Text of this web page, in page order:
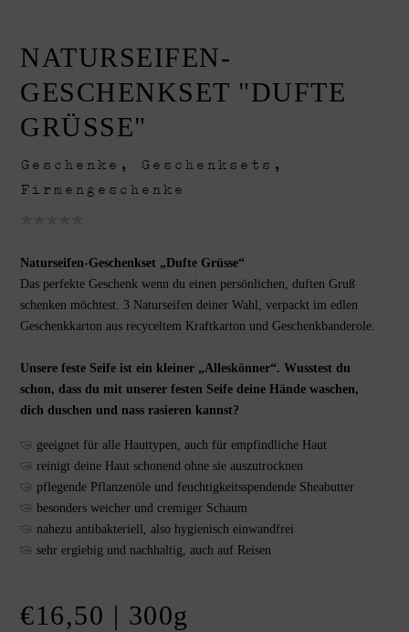
NATURSEIFEN-
GESCHENKSET "DUFTE
GRÜSSE"
Geschenke , Geschenksets ,
Firmengeschenke
Naturseifen-Geschenkset „Dufte Grüsse“
Das perfekte Geschenk wenn du einen persönlichen, duften Gruß
schenken möchtest. 3 Naturseifen deiner Wahl, verpackt im edlen
Geschenkkarton aus recyceltem Kraftkarton und Geschenkbanderole.
Unsere feste Seife ist ein kleiner „Alleskönner“. Wusstest du
schon, dass du mit unserer festen Seife deine Hände waschen,
dich duschen und nass rasieren kannst?
geeignet für alle Hauttypen, auch für empfindliche Haut
reinigt deine Haut schonend ohne sie auszutrocknen
pflegende Pflanzenöle und feuchtigkeitsspendende Sheabutter
besonders weicher und cremiger Schaum
nahezu antibakteriell, also hygienisch einwandfrei
sehr ergiebig und nachhaltig, auch auf Reisen
€16,50 | 300g